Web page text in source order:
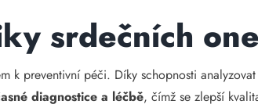
srdečních
k preventivní péči. Díky schopnosti
diagnostice a léčbě, čímž se zlepší